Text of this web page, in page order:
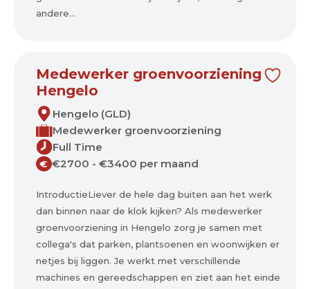
andere...
Medewerker groenvoorziening
Hengelo
Hengelo (GLD)
Medewerker groenvoorziening
Full Time
€ €2700 - €3400 per maand
IntroductieLiever de hele dag buiten aan het werk
dan binnen naar de klok kijken? Als medewerker
groenvoorziening in Hengelo zorg je samen met
collega's dat parken, plantsoenen en woonwijken er
netjes bij liggen. Je werkt met verschillende
machines en gereedschappen en ziet aan het einde